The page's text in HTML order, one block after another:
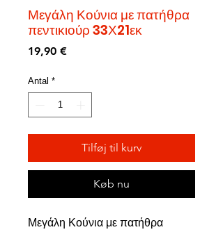
Μεγάλη Κούνια με πατήθρα
πεντικιούρ 33Χ21εκ
19,90 €Pris
Antal *
Tilføj til kurv
Køb nu
Μεγάλη Κούνια με πατήθρα